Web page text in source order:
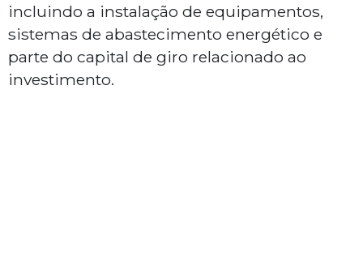
incluindo a instalação de equipamentos,
sistemas de abastecimento energético e
parte do capital de giro relacionado ao
investimento.